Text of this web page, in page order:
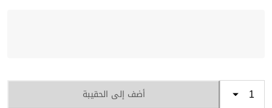
أضف إلى الحقيبة